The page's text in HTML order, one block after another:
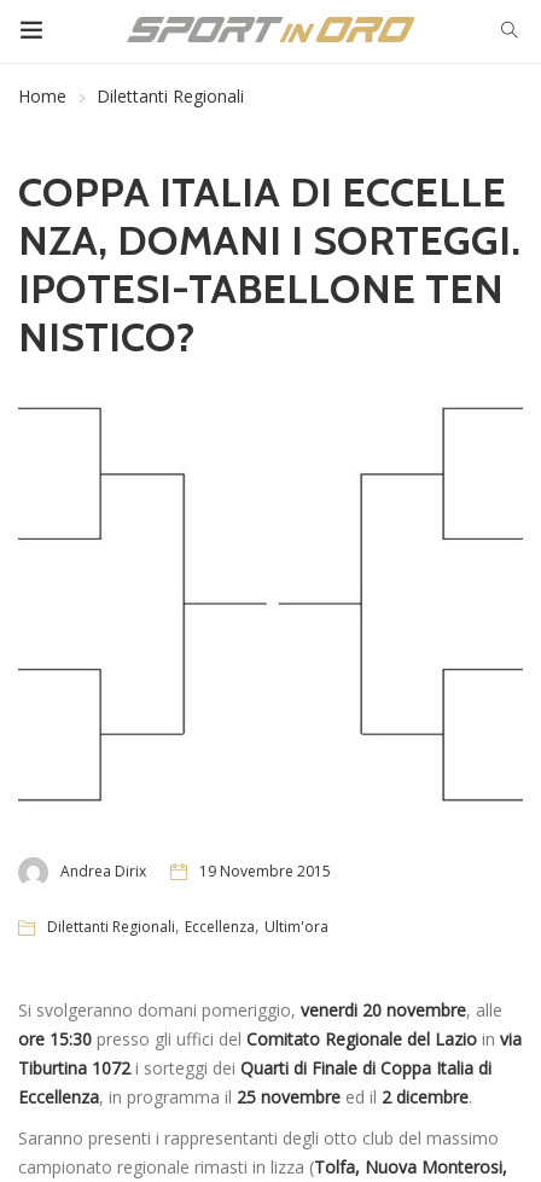
Home Dilettanti Regionali
COPPA ITALIA DI ECCELLE
NZA, DOMANI I SORTEGGI.
IPOTESI-TABELLONE TEN
NISTICO?
Andrea Dirix 19 Novembre 2015
Dilettanti Regionali, Eccellenza, Ultim'ora
Si svolgeranno domani pomeriggio, venerdi 20 novembre, alle
ore 15:30 presso gli uffici del Comitato Regionale del Lazio in via
Tiburtina 1072i sorteggi dei Quarti di Finale di Coppa Italia di
Eccellenza, in programma il 25 novembre ed il 2 dicembre.
Saranno presenti i rappresentanti degli otto club del massimo
campionato regionale rimasti in lizza (Tolfa, Nuova Monterosi,